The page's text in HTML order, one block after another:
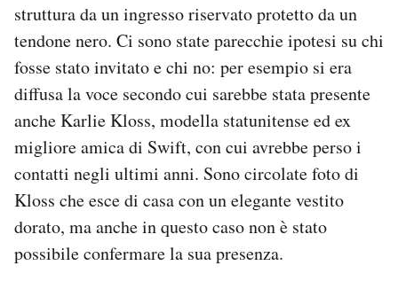
struttura da un ingresso riservato protetto da un
tendone nero. Ci sono state parecchie ipotesi su chi
fosse stato invitato e chi no: per esempio si era
diffusa la voce secondo cui sarebbe stata presente
anche Karlie Kloss, modella statunitense ed ex
migliore amica di Swift, con cui avrebbe perso i
contatti negli ultimi anni. Sono circolate foto di
Kloss che esce di casa con un elegante vestito
dorato, ma anche in questo caso non è stato
possibile confermare la sua presenza.